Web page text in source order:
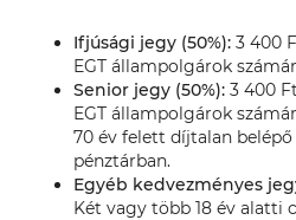
Ifjúsági jegy (50%):3 400
EGT állampolgárok
Senior jegy (50%):3 400 Ft
EGT állampolgárok
70 év felett díjtalan
pénztárban.
Egyéb kedvezményes
Két vagy több 18 év alatti